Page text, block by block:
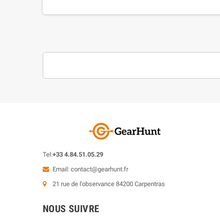
Tel:+33 4.84.51.05.29
Email: contact@gearhunt.fr
21 rue de l'observance 84200 Carpentras
NOUS SUIVRE